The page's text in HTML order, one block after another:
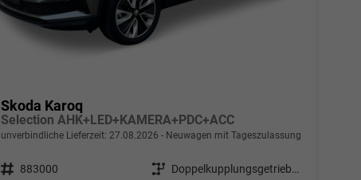
Skoda Karoq
Selection AHK+LED+KAMERA+PDC+ACC
unverbindliche Lieferzeit: 27.08.2026 Neuwagen mit Tageszulassung
Fahrzeugnr. 883000 Getriebe
Doppelkupplungsgetriebe (DSG)